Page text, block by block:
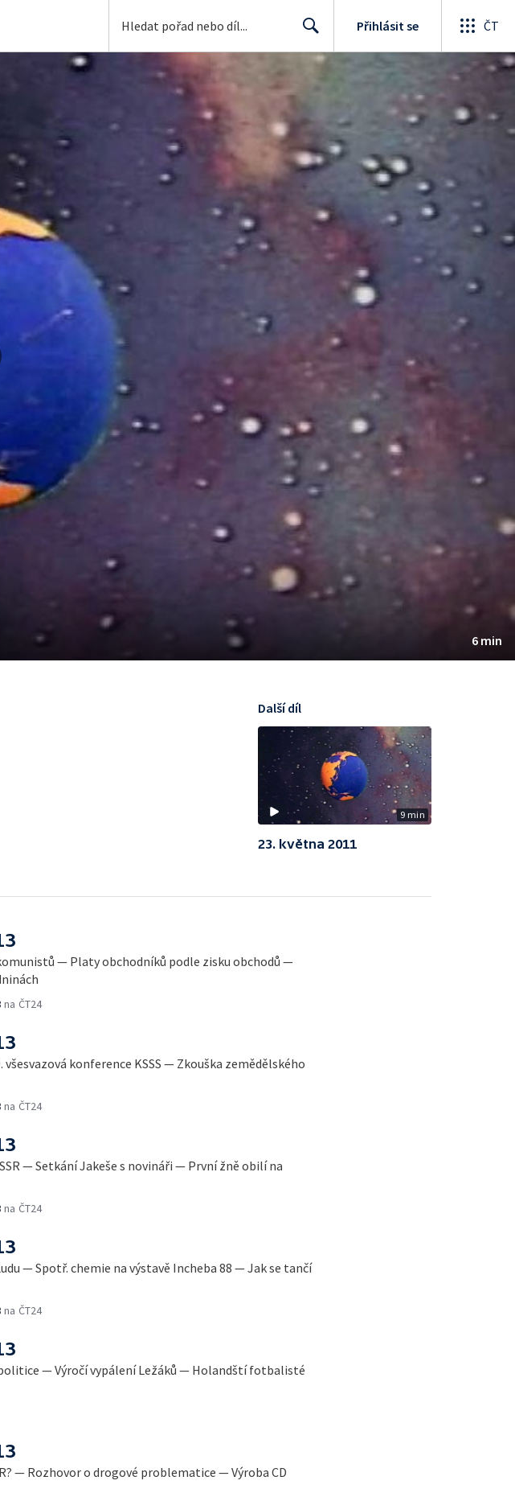
Search
Přihlásit se ČT
6 min
9 min
Další díl
23. května 2011
— Platy obchodníků podle zisku obchodů —
na ČT24
konference KSSS — Zkouška zemědělského
na ČT24
— Setkání Jakeše s novináři — První žně obilí na
na ČT24
— Spotř. chemie na výstavě Incheba 88 — Jak se tančí
na ČT24
— Výročí vypálení Ležáků — Holandští fotbalisté
— Rozhovor o drogové problematice — Výroba CD